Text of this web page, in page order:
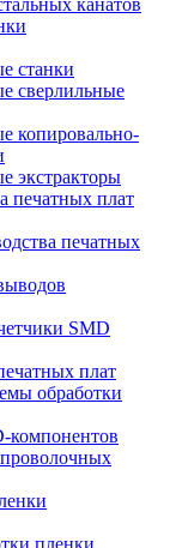
канатов
станки
сверлильные
копировально-
экстракторы
печатных плат
печатных
SMD
плат
обработки
компонентов
пленки